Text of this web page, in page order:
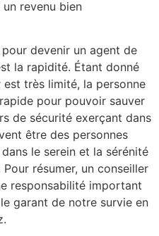
revenu bien
devenir un agent de
la rapidité. Étant donné
très limité, la personne
pour pouvoir sauver
de sécurité exerçant dans
être des personnes
le serein et la sérénité
résumer, un conseiller
responsabilité important
garant de notre survie en